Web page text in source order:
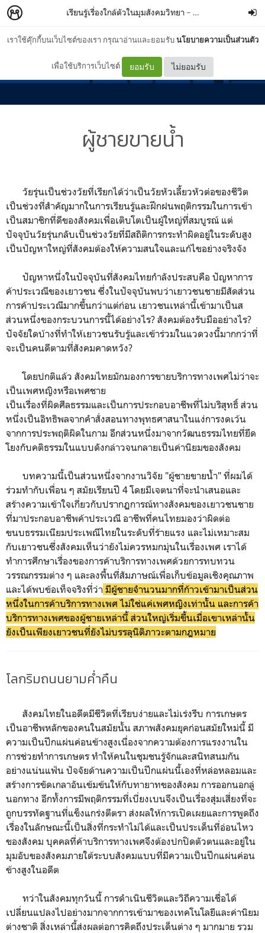
เราใช้คุ๊กกี้บนเว็บไซต์ของเรา กรุณาอ่านและยอมรับนโยบายความเป็นส่วนตัว
เพื่อใช้บริการเว็บไซต์ ยอมรับ ไม่ยอมรับ
เรียนรู้เรื่องใกล้ตัวในมุมสังคมวิทยา – SaGaZenJi
ผู้ชายขายน้ำ
วัยรุ่นเป็นช่วงวัยที่เรียกได้ว่าเป็นวัยหัวเลี้ยวหัวต่อของชีวิต
เป็นช่วงที่สำคัญมากในการเรียนรู้และฝึกฝนพฤติกรรมในการเข้า
เป็นสมาชิกที่ดีของสังคมเพื่อเติบโตเป็นผู้ใหญ่ที่สมบูรณ์ แต่
ปัจจุบันวัยรุ่นกลับเป็นช่วงวัยที่มีสถิติการกระทำผิดอยู่ในระดับสูง
เป็นปัญหาใหญ่ที่สังคมต้องให้ความสนใจและแก้ไขอย่างจริงจัง
ปัญหาหนึ่งในปัจจุบันที่สังคมไทยกำลังประสบคือ ปัญหาการ
ค้าประเวณีของเยาวชน ซึ่งในปัจจุบันพบว่าเยาวชนชายมีสัดส่วน
การค้าประเวณีมากขึ้นกว่าแต่ก่อน เยาวชนเหล่านี้เข้ามาเป็นส
ส่วนหนึ่งของกระบวนการนี้ได้อย่างไร? สังคมต้องรับมืออย่างไร?
ปัจจัยใดบ้างที่ทำให้เยาวชนรับรู้และเข้าร่วมในแวดวงนี้มากกว่าที่
จะเป็นคนดีตามที่สังคมคาดหวัง?
โดยปกติแล้ว สังคมไทยมักมองการขายบริการทางเพศไม่ว่าจะ
เป็นเพศหญิงหรือเพศชาย
เป็นเรื่องที่ผิดศีลธรรมและเป็นการประกอบอาชีพที่ไม่บริสุทธิ์ ส่วน
หนึ่งเป็นอิทธิพลจากคำสั่งสอนทางพุทธศาสนาในแง่การงดเว้น
จากการประพฤติผิดในกาม อีกส่วนหนึ่งมาจากวัฒนธรรมไทยที่ยึด
โยงกับคติธรรมในแบบดังกล่าวจนกลายเป็นค่านิยมของสังคม
บทความนี้เป็นส่วนหนึ่งจากงานวิจัย "ผู้ชายขายน้ำ" ที่ผมได้
ร่วมทำกับเพื่อน ๆ สมัยเรียนปี 4 โดยมีเจตนาที่จะนำเสนอและ
สร้างความเข้าใจเกี่ยวกับปรากฏการณ์ทางสังคมของเยาวชนชาย
ที่มาประกอบอาชีพค้าประเวณี อาชีพที่คนไทยมองว่าผิดต่อ
ขนบธรรมเนียมประเพณีไทยในระดับที่ร้ายแรง และไม่เหมาะสม
กับเยาวชนซึ่งสังคมเห็นว่ายังไม่ควรหมกมุ่นในเรื่องเพศ เราได้
ทำการศึกษาเรื่องของการค้าบริการทางเพศด้วยการทบทวน
วรรณกรรมต่าง ๆ และลงพื้นที่สัมภาษณ์เพื่อเก็บข้อมูลเชิงคุณภาพ
และได้พบข้อเท็จจริงที่ว่า มีผู้ชายจำนวนมากที่ก้าวเข้ามาเป็นส่วน
หนึ่งในการค้าบริการทางเพศ ไม่ใช่แค่เพศหญิงเท่านั้น และการค้า
บริการทางเพศของผู้ชายเหล่านี้ ส่วนใหญ่เริ่มขึ้นเมื่อเขาเหล่านั้น
ยังเป็นเพียงเยาวชนที่ยังไม่บรรลุนิติภาวะตามกฎหมาย
โลกริมถนนยามค่ำคืน
สังคมไทยในอดีตมีชีวิตที่เรียบง่ายและไม่เร่งรีบ การเกษตร
เป็นอาชีพหลักของคนในสมัยนั้น สภาพสังคมยุคก่อนสมัยใหม่นี้ มี
ความเป็นปึกแผ่นค่อนข้างสูงเนื่องจากความต้องการแรงงานใน
การช่วยทำการเกษตร ทำให้คนในชุมชนรู้จักและสนิทสนมกัน
อย่างแน่นแฟ้น ปัจจัยด้านความเป็นปึกแผ่นนี้เองที่หล่อหลอมและ
สร้างการขัดเกลาอันเข้มข้นให้กับทายาทของสังคม การออกนอกลู่
นอกทาง อีกทั้งการมีพฤติกรรมที่เบี่ยงเบนจึงเป็นเรื่องสุ่มเสี่ยงที่จะ
ถูกบรรทัดฐานที่แข็งแกร่งตีตรา ส่งผลให้การเปิดเผยและการพูดถึง
เรื่องในลักษณะนี้เป็นสิ่งที่กระทำไม่ได้และเป็นประเด็นที่อ่อนไหว
ของสังคม บุคคลที่ค้าบริการทางเพศจึงต้องปกปิดตัวตนและอยู่ใน
มุมอับของสังคมภายใต้ระบบสังคมแบบที่มีความเป็นปึกแผ่นค่อน
ข้างสูงในอดีต
ทว่าในสังคมทุกวันนี้ การดำเนินชีวิตและวิถีความเชื่อได้
เปลี่ยนแปลงไปอย่างมากจากการเข้ามาของเทคโนโลยีและค่านิยม
ต่างชาติ สิ่งเหล่านี้ส่งผลต่อการคิดถึงประเด็นต่าง ๆ มากมาย รวม